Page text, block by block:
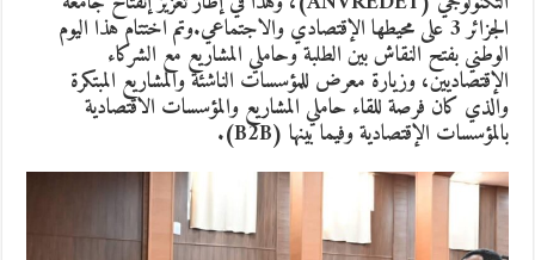
الجزائر 3 على محيطها الإقتصادي والاجتماعي.وتم اختتام هذا اليوم
الوطني بفتح النقاش بين الطلبة وحاملي المشاريع مع الشركاء
الإقتصاديين، وزيارة معرض للمؤسسات الناشئة والمشاريع المبتكرة
والذي كان فرصة للقاء حاملي المشاريع والمؤسسات الاقتصادية
بالمؤسسات الإقتصادية وفيما بينها (B2B).